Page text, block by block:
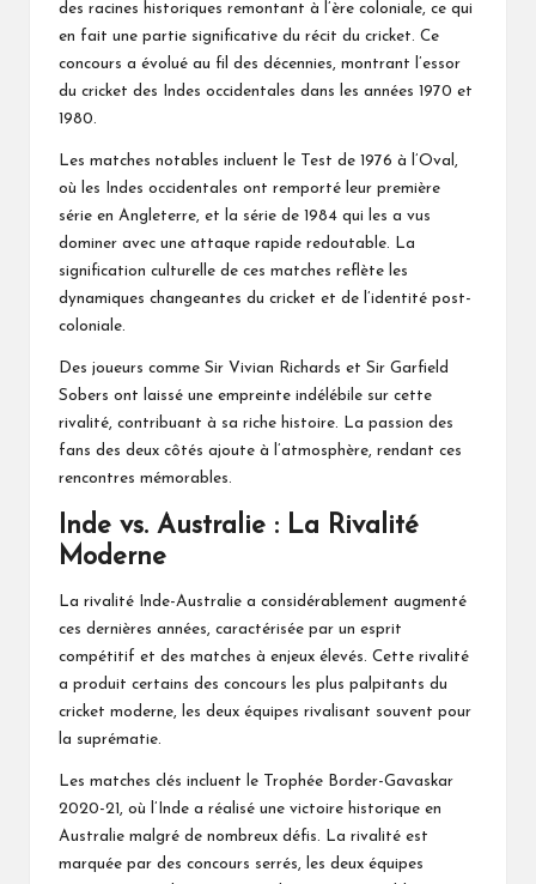
des racines historiques remontant à l’ère coloniale, ce qui
en fait une partie significative du récit du cricket. Ce
concours a évolué au fil des décennies, montrant l’essor
du cricket des Indes occidentales dans les années 1970 et
1980.
Les matches notables incluent le Test de 1976 à l’Oval,
où les Indes occidentales ont remporté leur première
série en Angleterre, et la série de 1984 qui les a vus
dominer avec une attaque rapide redoutable. La
signification culturelle de ces matches reflète les
dynamiques changeantes du cricket et de l’identité post-
coloniale.
Des joueurs comme Sir Vivian Richards et Sir Garfield
Sobers ont laissé une empreinte indélébile sur cette
rivalité, contribuant à sa riche histoire. La passion des
fans des deux côtés ajoute à l’atmosphère, rendant ces
rencontres mémorables.
Inde vs. Australie : La Rivalité
Moderne
La rivalité Inde-Australie a considérablement augmenté
ces dernières années, caractérisée par un esprit
compétitif et des matches à enjeux élevés. Cette rivalité
a produit certains des concours les plus palpitants du
cricket moderne, les deux équipes rivalisant souvent pour
la suprématie.
Les matches clés incluent le Trophée Border-Gavaskar
2020-21, où l’Inde a réalisé une victoire historique en
Australie malgré de nombreux défis. La rivalité est
marquée par des concours serrés, les deux équipes